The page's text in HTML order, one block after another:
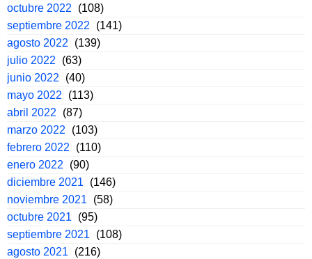
octubre 2022
(108)
septiembre 2022
(141)
agosto 2022
(139)
julio 2022
(63)
junio 2022
(40)
mayo 2022
(113)
abril 2022
(87)
marzo 2022
(103)
febrero 2022
(110)
enero 2022
(90)
diciembre 2021
(146)
noviembre 2021
(58)
octubre 2021
(95)
septiembre 2021
(108)
agosto 2021
(216)